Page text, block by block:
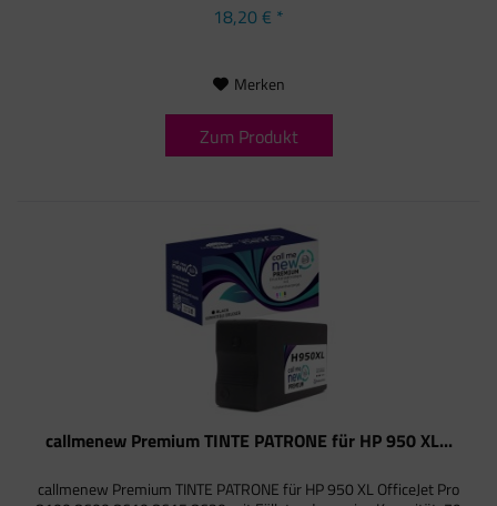
18,20 € *
Merken
Zum Produkt
callmenew Premium TINTE PATRONE für HP 950 XL...
callmenew Premium TINTE PATRONE für HP 950 XL OfficeJet Pro